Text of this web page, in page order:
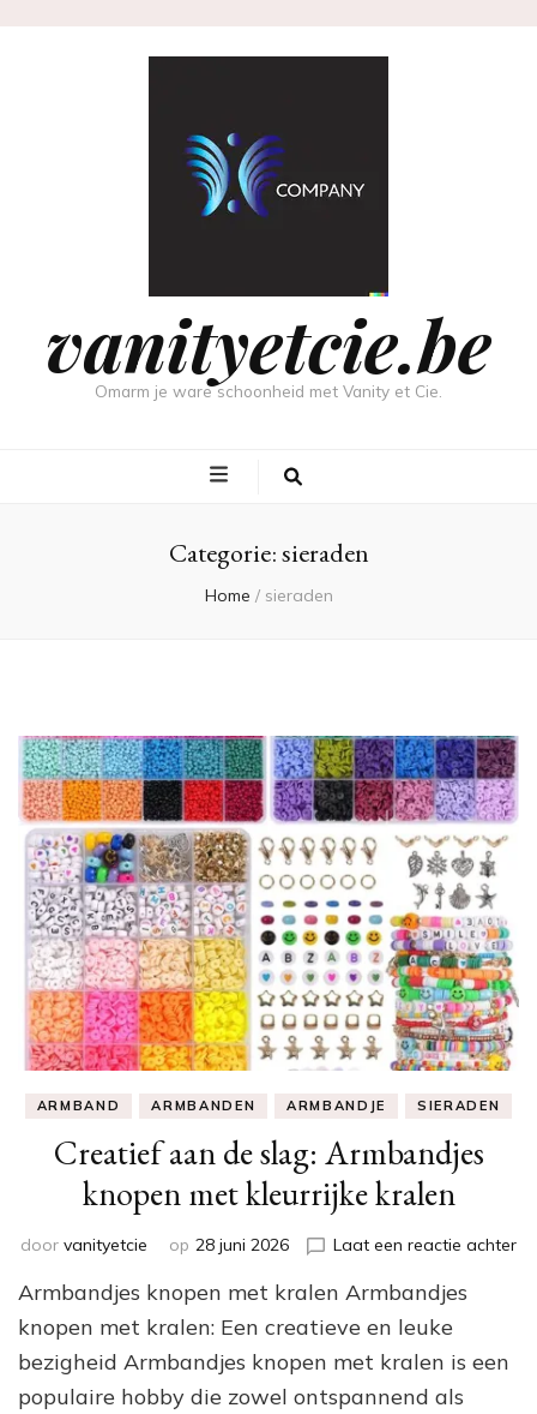
vanityetcie.be
Omarm je ware schoonheid met Vanity et Cie.
Categorie:sieraden
Home / sieraden
ARMBAND ARMBANDEN ARMBANDJE SIERADEN
Creatief aan de slag: Armbandjes
knopen met kleurrijke kralen
door vanityetcie op 28 juni 2026 Laat een reactie achterop
Armbandjes knopen met kralen Armbandjes
knopen met kralen: Een creatieve en leuke
bezigheid Armbandjes knopen met kralen is een
populaire hobby die zowel ontspannend als